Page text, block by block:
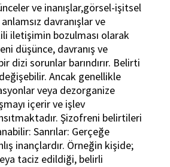
ve inanışlar,görsel-işitsel
davranışlar ve
iletişimin bozulması olarak
düşünce, davranış ve
dizi sorunlar barındırır. Belirti
Ancak genellikle
veya dezorganize
içerir ve işlev
Şizofreni belirtileri
Sanrılar: Gerçeğe
inançlardır. Örneğin kişide;
taciz edildiği, belirli